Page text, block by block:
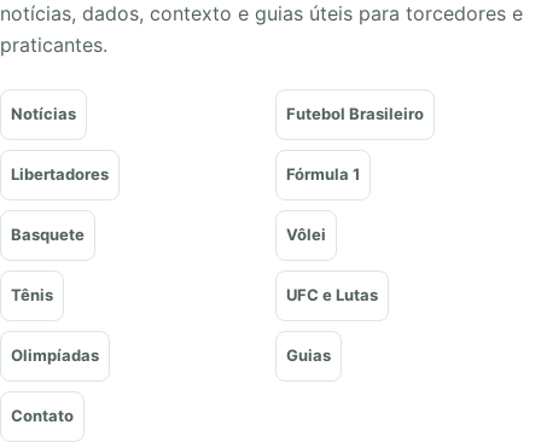
notícias, dados, contexto e guias úteis para torcedores e
praticantes.
Notícias Futebol Brasileiro
Libertadores Fórmula 1
Basquete Vôlei
Tênis UFC e Lutas
Olimpíadas Guias
Contato